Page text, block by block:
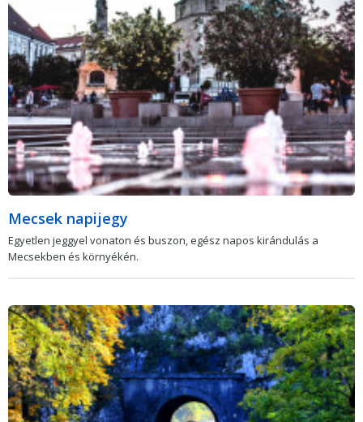
Mecsek napijegy
Egyetlen jeggyel vonaton és buszon, egész napos kirándulás a
Mecsekben és környékén.